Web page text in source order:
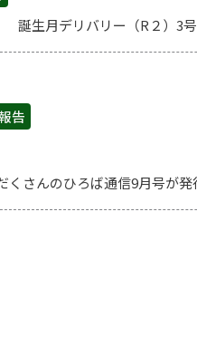
月デリバリー（R２）3
告
さんのひろば通信9月号が発